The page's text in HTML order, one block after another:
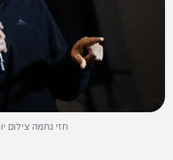
חזי נחמה צילום